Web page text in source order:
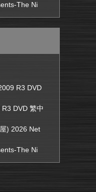
The Ni
R3 DVD
DVD 繁中
) 2026 Net
The Ni